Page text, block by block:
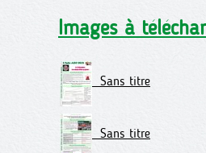
Images à
Sans titre
Sans titre